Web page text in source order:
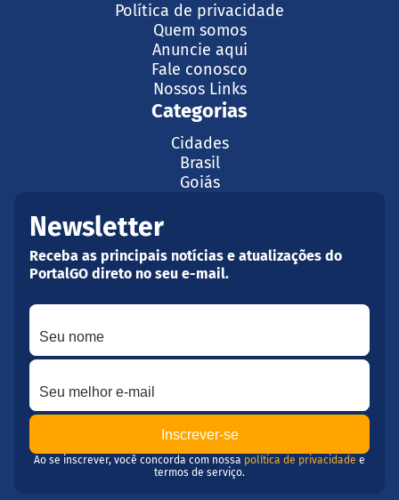
Política de privacidade
Quem somos
Anuncie aqui
Fale conosco
Nossos Links
Categorias
Cidades
Brasil
Goiás
Newsletter
Receba as principais notícias e atualizações do
PortalGO direto no seu e-mail.
Seu nome
Seu melhor e-mail
Ao se inscrever, você concorda com nossa política de privacidade e
termos de serviço.